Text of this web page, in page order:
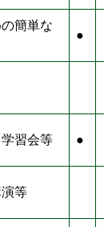
簡単な
●
習会等 ●
等